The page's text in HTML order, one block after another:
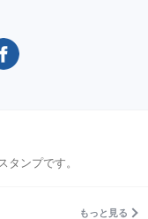
タンプです。
もっと見る